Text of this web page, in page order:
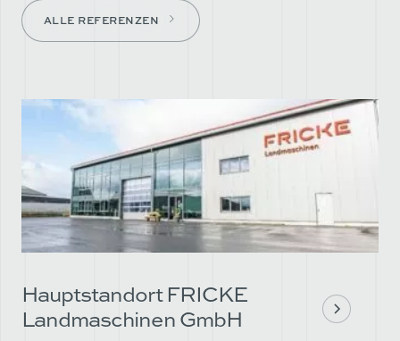
ALLE REFERENZEN
Hauptstandort FRICKE
Landmaschinen GmbH